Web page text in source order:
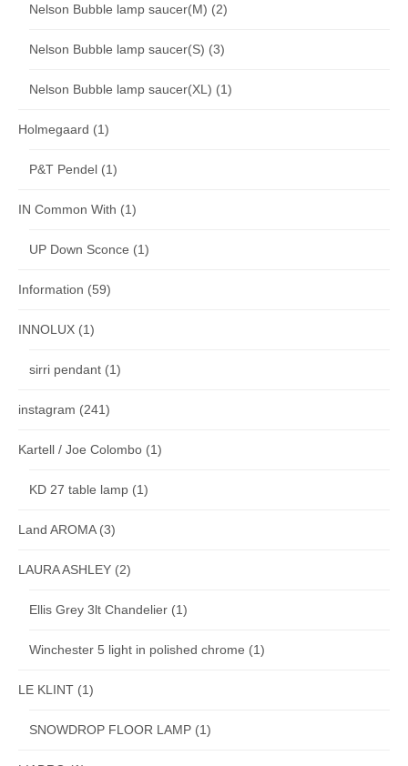
Nelson Bubble lamp saucer(M) (2)
Nelson Bubble lamp saucer(S) (3)
Nelson Bubble lamp saucer(XL) (1)
Holmegaard (1)
P&T Pendel (1)
IN Common With (1)
UP Down Sconce (1)
Information (59)
INNOLUX (1)
sirri pendant (1)
instagram (241)
Kartell / Joe Colombo (1)
KD 27 table lamp (1)
Land AROMA(3)
LAURA ASHLEY (2)
Ellis Grey 3lt Chandelier (1)
Winchester 5 light in polished chrome (1)
LE KLINT (1)
SNOWDROP FLOOR LAMP (1)